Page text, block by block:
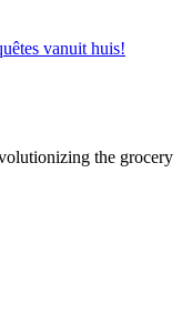
vanuit huis!
the grocery